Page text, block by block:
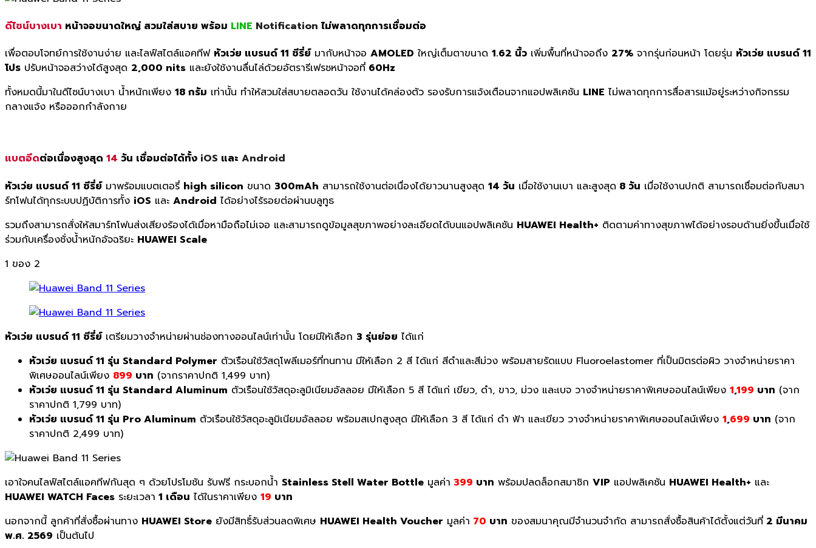
ดีไซน์บางเบา หน้าจอขนาดใหญ่ สวมใส่สบาย พร้อม LINE Notification ไม่พลาดทุกการเชื่อมต่อ
เพื่อตอบโจทย์การใช้งานง่าย และไลฟ์สไตล์แอคทีฟ หัวเว่ย แบรนด์ 11 ซีรี่ย์มากับหน้าจอ AMOLED ใหญ่เต็มตาขนาด 1.62 นิ้ว เพิ่มพื้นที่หน้าจอถึง 27% จากรุ่นก่อนหน้า โดยรุ่น หัวเว่ย แบรนด์ 11
โปร ปรับหน้าจอสว่างได้สูงสุด 2,000 nits และยังใช้งานลื่นไล่ด้วยอัตรารีเฟรชหน้าจอที่ 60Hz
ทั้งหมดนี้มาในดีไซน์บางเบา น้ำหนักเพียง 18 กรัม เท่านั้น ทำให้สวมใส่สบายตลอดวัน ใช้งานได้คล่องตัว รองรับการแจ้งเตือนจากแอปพลิเคชัน LINE ไม่พลาดทุกการสื่อสารแม้อยู่ระหว่างกิจกรรม
กลางแจ้ง หรือออกกำลังกาย
แบตอึดต่อเนื่องสูงสุด 14 วัน เชื่อมต่อได้ทั้ง iOS และ Android
หัวเว่ย แบรนด์ 11 ซีรี่ย์มาพร้อมแบตเตอรี่ high silicon ขนาด 300mAh สามารถใช้งานต่อเนื่องได้ยาวนานสูงสุด 14 วัน เมื่อใช้งานเบา และสูงสุด 8 วัน เมื่อใช้งานปกติ สามารถเชื่อมต่อกับสมา
ร์ทโฟนได้ทุกระบบปฏิบัติการทั้ง iOS และ Android ได้อย่างไร้รอยต่อผ่านบลูทูธ
รวมถึงสามารถสั่งให้สมาร์ทโฟนส่งเสียงร้องได้เมื่อหามือถือไม่เจอ และสามารถดูข้อมูลสุขภาพอย่างละเอียดได้บนแอปพลิเคชัน HUAWEI Health+ ติดตามค่าทางสุขภาพได้อย่างรอบด้านยิ่งขึ้นเมื่อใช้
ร่วมกับเครื่องชั่งน้ำหนักอัจฉริยะ HUAWEI Scale
1 ของ 2
หัวเว่ย แบรนด์ 11 ซีรี่ย์เตรียมวางจำหน่ายผ่านช่องทางออนไลน์เท่านั้น โดยมีให้เลือก 3 รุ่นย่อย ได้แก่
หัวเว่ย แบรนด์ 11 รุ่น Standard Polymer ตัวเรือนใช้วัสดุโพลีเมอร์ที่ทนทาน มีให้เลือก 2 สี ได้แก่ สีดำและสีม่วง พร้อมสายรัดแบบ Fluoroelastomer ที่เป็นมิตรต่อผิว วางจำหน่ายราคา
พิเศษออนไลน์เพียง 899 บาท (จากราคาปกติ 1,499 บาท)
หัวเว่ย แบรนด์ 11 รุ่น Standard Aluminum ตัวเรือนใช้วัสดุอะลูมิเนียมอัลลอย มีให้เลือก 5 สี ได้แก่ เขียว, ดำ, ขาว, ม่วง และเบจ วางจำหน่ายราคาพิเศษออนไลน์เพียง 1,199 บาท (จาก
ราคาปกติ 1,799 บาท)
หัวเว่ย แบรนด์ 11 รุ่น Pro Aluminum ตัวเรือนใช้วัสดุอะลูมิเนียมอัลลอย พร้อมสเปกสูงสุด มีให้เลือก 3 สี ได้แก่ ดำ ฟ้า และเขียว วางจำหน่ายราคาพิเศษออนไลน์เพียง 1,699 บาท (จาก
ราคาปกติ 2,499 บาท)
เอาใจคนไลฟ์สไตล์แอคทีฟกันสุด ๆ ด้วยโปรโมชัน รับฟรี กระบอกน้ำ Stainless Stell Water Bottle มูลค่า 399 บาท พร้อมปลดล็อกสมาชิก VIP แอปพลิเคชัน HUAWEI Health+ และ
HUAWEI WATCH Faces ระยะเวลา 1 เดือน ได้ในราคาเพียง 19 บาท
นอกจากนี้ ลูกค้าที่สั่งซื้อผ่านทาง HUAWEI Store ยังมีสิทธิ์รับส่วนลดพิเศษ HUAWEI Health Voucher มูลค่า 70 บาท ของสมนาคุณมีจำนวนจำกัด สามารถสั่งซื้อสินค้าได้ตั้งแต่วันที่ 2 มีนาคม
พ.ศ. 2569 เป็นต้นไป